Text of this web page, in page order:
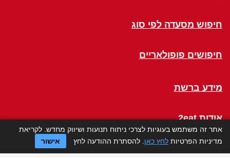
חיפוש מסעדה לפי סוג
חיפושים פופולאריים
מידע ברשת
אודות 2eat
Click a Table
אתר זה משתמש בעוגיות לצרכי ניתוח תנועות ושיווק מחדש. לקריאת
מדיניות הפרטיות לחץ כאן . להסתרת ההודעה לחץ אישור